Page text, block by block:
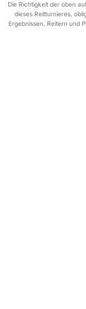
Die Richtigkeit der oben
dieses Reitturnieres,
Ergebnissen, Reitern und